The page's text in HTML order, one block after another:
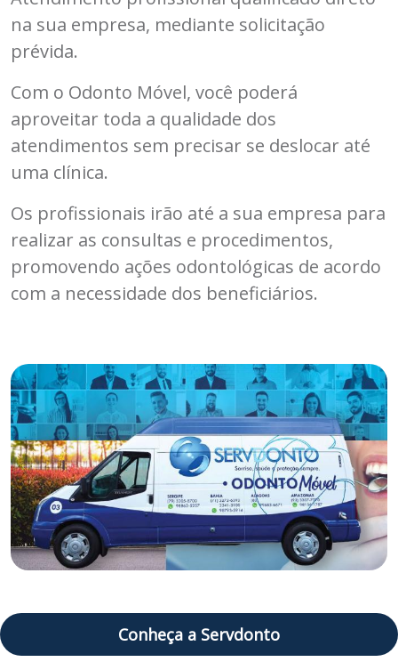
na sua empresa, mediante solicitação
prévida.
Com o Odonto Móvel, você poderá
aproveitar toda a qualidade dos
atendimentos sem precisar se deslocar até
uma clínica.
Os profissionais irão até a sua empresa para
realizar as consultas e procedimentos,
promovendo ações odontológicas de acordo
com a necessidade dos beneficiários.
Conheça a Servdonto